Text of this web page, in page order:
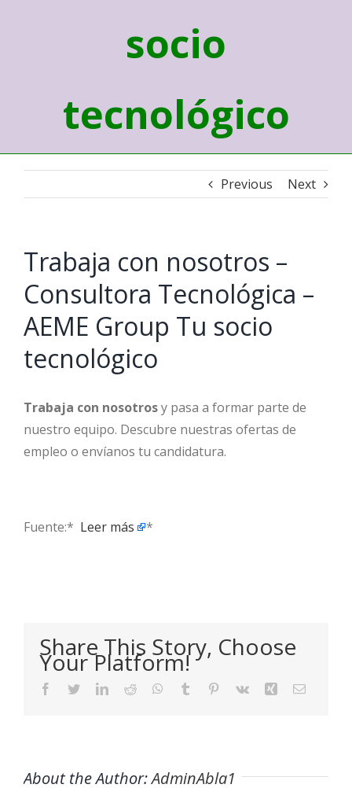
socio
tecnológico
Previous Next
Trabaja con nosotros –
Consultora Tecnológica –
AEME Group Tu socio
tecnológico
Trabaja con nosotrosy pasa a formar parte de
nuestro equipo. Descubre nuestras ofertas de
empleo o envíanos tu candidatura.
Fuente:* ​ Leer más *
Share This Story, Choose
Your Platform!
Facebook
TwitterLinkedIn
Reddit WhatsApp
Tumblr Pinterest
Vk Xing Email
About the Author:AdminAbla1